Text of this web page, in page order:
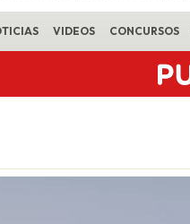
VIDEOS CONCURSOS